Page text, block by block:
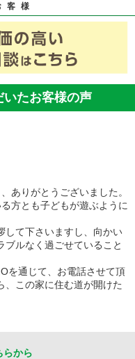
客様
たお客様の声
ありがとうございました。
方とも子どもが遊ぶように
して下さいますし、向かい
ルなく過ごせていること
を通じて、お電話させて頂
、この家に住む道が開けた
らから